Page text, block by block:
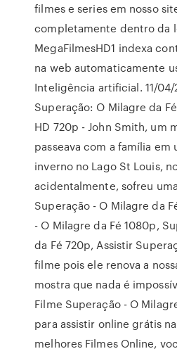
filmes e series em nosso
completamente dentro da
MegaFilmesHD1 indexa
na web automaticamente
Inteligência artificial. 11/04/
Superação: O Milagre da
HD 720p - John Smith, um
passeava com a família em
inverno no Lago St Louis,
acidentalmente, sofreu
Superação - O Milagre da
- O Milagre da Fé 1080p,
da Fé 720p, Assistir
filme pois ele renova a
mostra que nada é
Filme Superação - O
para assistir online grátis
melhores Filmes Online,